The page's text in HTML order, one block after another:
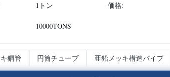
1トン 価格:
10000TONS
鋼管 円筒チューブ 亜鉛メッキ構造パイプ